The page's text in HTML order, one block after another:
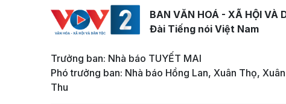
BAN VĂN HOÁ - XÃ HỘI VÀ
Đài Tiếng nói Việt Nam
Trưởng ban: Nhà báo TUYẾT MAI
Phó trưởng ban: Nhà báo Hồng Lan, Xuân Thọ,
Thu